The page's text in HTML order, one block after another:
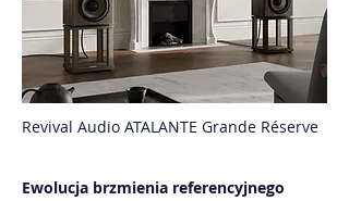
Revival Audio ATALANTE Grande Réserve
Ewolucja brzmienia referencyjnego